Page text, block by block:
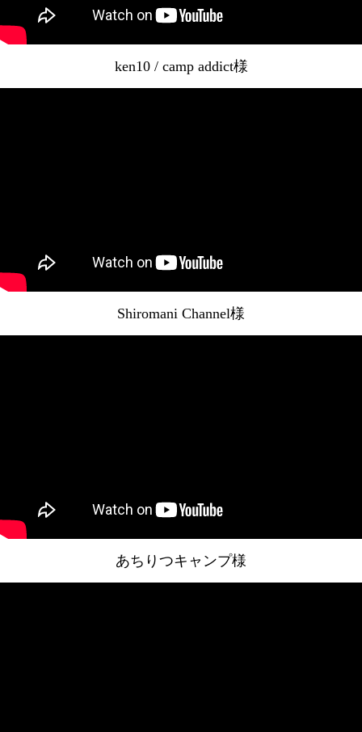
ken10 / camp addict様
Shiromani Channel様
あちりつキャンプ様